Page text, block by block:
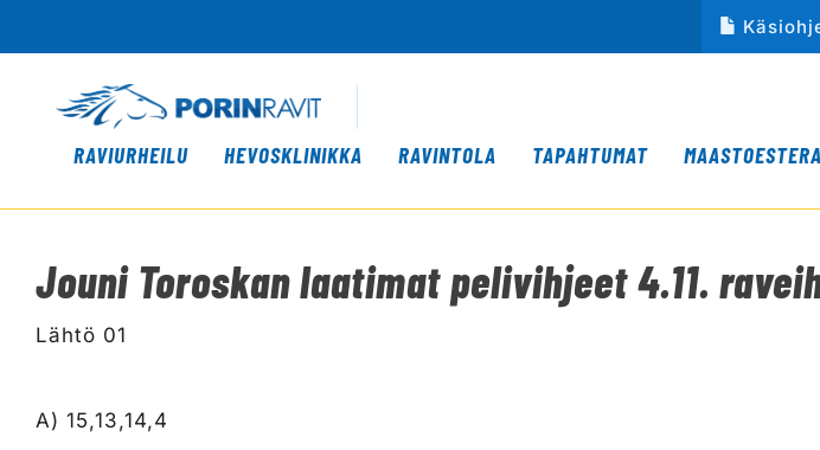
RAVIURHEILU HEVOSKLINIKKA RAVINTOLA TAPAHTUMAT
Jouni Toroskan laatimat pelivihjeet 4.11.
Lähtö 01
A) 15,13,14,4